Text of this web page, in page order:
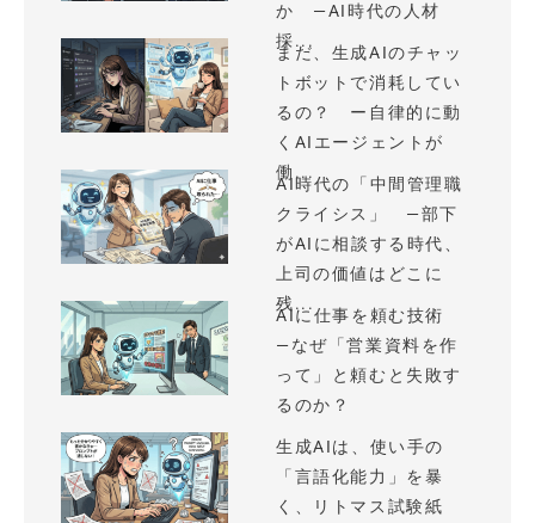
か —AI時代の人材
採...
まだ、生成AIのチャッ
トボットで消耗してい
るの？ ー自律的に動
くAIエージェントが
働...
AI時代の「中間管理職
クライシス」 —部下
がAIに相談する時代、
上司の価値はどこに
残...
AIに仕事を頼む技術
—なぜ「営業資料を作
って」と頼むと失敗す
るのか？
生成AIは、使い手の
「言語化能力」を暴
く、リトマス試験紙